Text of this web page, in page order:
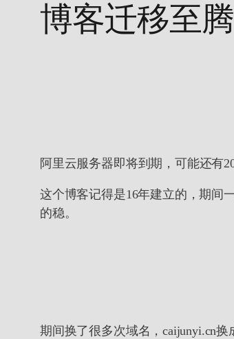
博客迁移至
阿里云服务器即将到期，可能还有
这个博客记得是16年建立的，期间
的稳。
期间换了很多次域名，caijunyi.cn